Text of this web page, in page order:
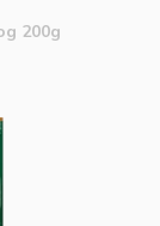
200g